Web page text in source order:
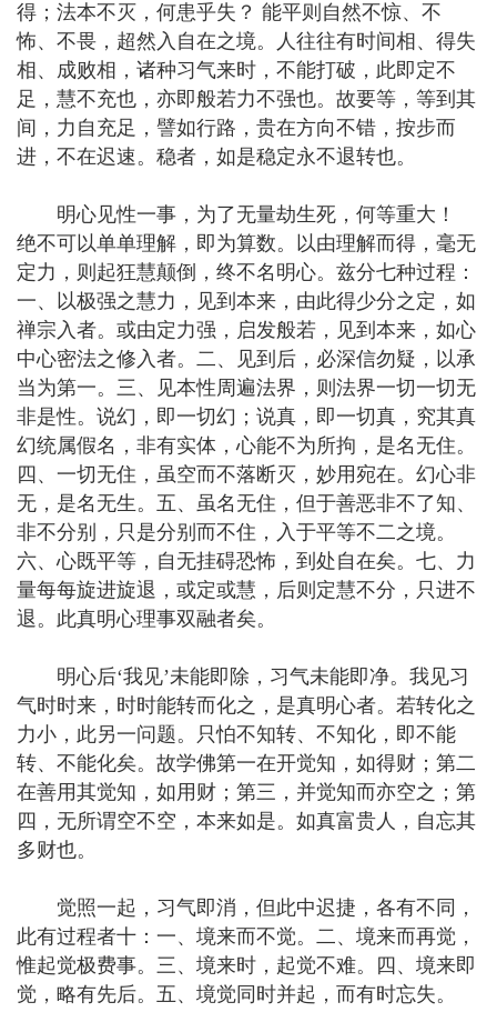
得；法本不灭，何患乎失？ 能平则自然不惊、不
怖、不畏，超然入自在之境。人往往有时间相、得失
相、成败相，诸种习气来时，不能打破，此即定不
足，慧不充也，亦即般若力不强也。故要等，等到其
间，力自充足，譬如行路，贵在方向不错，按步而
进，不在迟速。稳者，如是稳定永不退转也。
明心见性一事，为了无量劫生死，何等重大！
绝不可以单单理解，即为算数。以由理解而得，毫无
定力，则起狂慧颠倒，终不名明心。兹分七种过程：
一、以极强之慧力，见到本来，由此得少分之定，如
禅宗入者。或由定力强，启发般若，见到本来，如心
中心密法之修入者。二、见到后，必深信勿疑，以承
当为第一。三、见本性周遍法界，则法界一切一切无
非是性。说幻，即一切幻；说真，即一切真，究其真
幻统属假名，非有实体，心能不为所拘，是名无住。
四、一切无住，虽空而不落断灭，妙用宛在。幻心非
无，是名无生。五、虽名无住，但于善恶非不了知、
非不分别，只是分别而不住，入于平等不二之境。
六、心既平等，自无挂碍恐怖，到处自在矣。七、力
量每每旋进旋退，或定或慧，后则定慧不分，只进不
退。此真明心理事双融者矣。
明心后‘我见’未能即除，习气未能即净。我见习
气时时来，时时能转而化之，是真明心者。若转化之
力小，此另一问题。只怕不知转、不知化，即不能
转、不能化矣。故学佛第一在开觉知，如得财；第二
在善用其觉知，如用财；第三，并觉知而亦空之；第
四，无所谓空不空，本来如是。如真富贵人，自忘其
多财也。
觉照一起，习气即消，但此中迟捷，各有不同，
此有过程者十：一、境来而不觉。二、境来而再觉，
惟起觉极费事。三、境来时，起觉不难。四、境来即
觉，略有先后。五、境觉同时并起，而有时忘失。